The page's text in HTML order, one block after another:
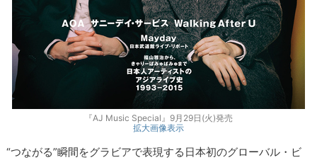
『AJ Music Special』9月29日(火)発売
拡大画像表示
“つながる”瞬間をグラビアで表現する日本初のグローバル・ビ